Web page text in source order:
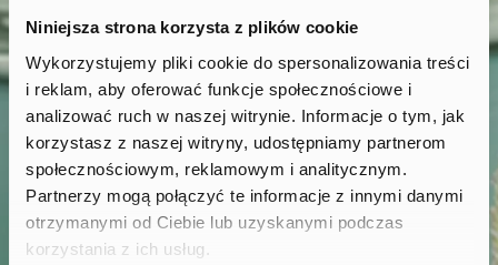
Niniejsza strona korzysta z plików cookie
Wykorzystujemy pliki cookie do spersonalizowania treści
i reklam, aby oferować funkcje społecznościowe i
analizować ruch w naszej witrynie. Informacje o tym, jak
korzystasz z naszej witryny, udostępniamy partnerom
społecznościowym, reklamowym i analitycznym.
Partnerzy mogą połączyć te informacje z innymi danymi
otrzymanymi od Ciebie lub uzyskanymi podczas
korzystania z ich usług.
Transakcje.
z podmiotami powiązanymi